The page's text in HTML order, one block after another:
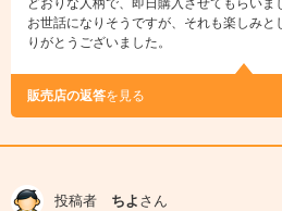
どおりな人柄で、即日購入させてもらいま
お世話になりそうですが、それも楽しみと
りがとうございました。
販売店の返答を見る
投稿者 ちよ さん